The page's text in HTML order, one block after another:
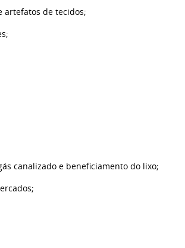
artefatos de tecidos;
canalizado e beneficiamento do lixo;